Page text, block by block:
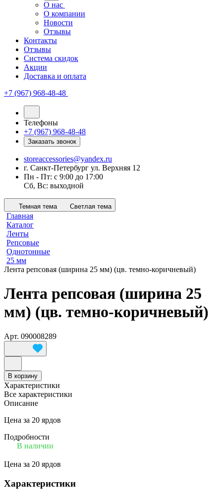
О нас
О компании
Новости
Отзывы
Контакты
Отзывы
Система скидок
Акции
Доставка и оплата
+7 (967) 968-48-48
Телефоны
+7 (967) 968-48-48
Заказать звонок
storeaccessories@yandex.ru
г. Санкт-Петербург ул. Верхняя 12
Пн - Пт: с 9:00 до 17:00
Сб, Вс: выходной
Темная тема Светлая тема
Главная
Каталог
Ленты
Репсовые
Однотонные
25 мм
Лента репсовая (ширина 25 мм) (цв. темно-коричневый)
Лента репсовая (ширина 25
мм) (цв. темно-коричневый)
Арт. 090008289
В корзину
Характеристики
Все характеристики
Описание
Цена за 20 ярдов
Подробности
В наличии
Цена за 20 ярдов
Характеристики